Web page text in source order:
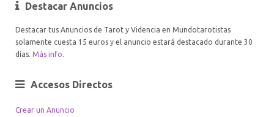
Destacar Anuncios
Destacar tus Anuncios de Tarot y Videncia en Mundotarotistas
solamente cuesta 15 euros y el anuncio estará destacado durante 30
días. Más info.
Accesos Directos
Crear un Anuncio